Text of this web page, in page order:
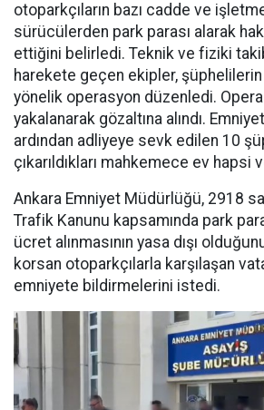
otoparkçıların bazı cadde ve
sürücülerden park parası alarak
ettiğini belirledi. Teknik ve fiziki
harekete geçen ekipler, şüphelilerin
yönelik operasyon düzenledi.
yakalanarak gözaltına alındı.
ardından adliyeye sevk edilen 10
çıkarıldıkları mahkemece ev hapsi
Ankara Emniyet Müdürlüğü, 2918
Trafik Kanunu kapsamında park
ücret alınmasının yasa dışı
korsan otoparkçılarla karşılaşan
emniyete bildirmelerini istedi.